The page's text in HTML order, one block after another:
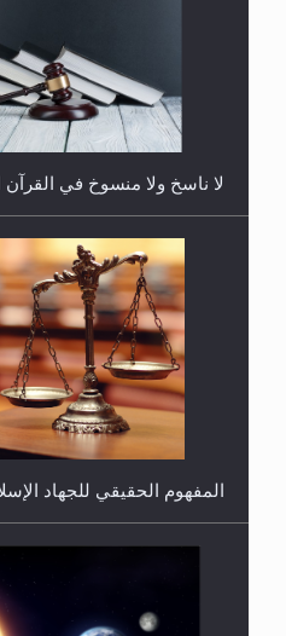
هل يُحسب حول الزكاة وفق
هل يجوز فتح مشروع كوافير
المحجبات؟
لا ناسخ ولا منسوخ في القرآن
المفهوم الحقيقي للجهاد